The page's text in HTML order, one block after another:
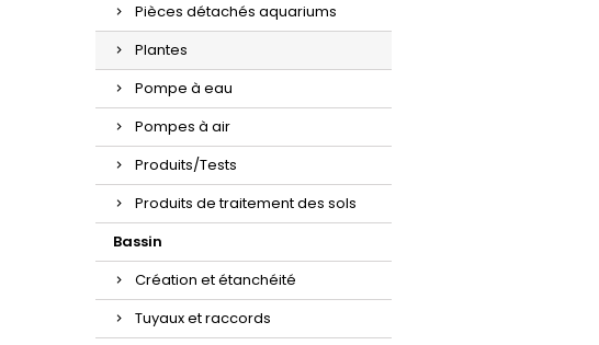
Pièces détachés aquariums
Plantes
Pompe à eau
Pompes à air
Produits/Tests
Produits de traitement des sols
Bassin
Création et étanchéité
Tuyaux et raccords